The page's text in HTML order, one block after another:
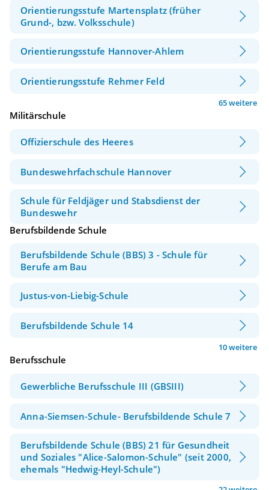
Orientierungsstufe Martensplatz (früher
Grund-, bzw. Volksschule)
Orientierungsstufe Hannover-Ahlem
Orientierungsstufe Rehmer Feld
65 weitere
Militärschule
Offizierschule des Heeres
Bundeswehrfachschule Hannover
Schule für Feldjäger und Stabsdienst der
Bundeswehr
Berufsbildende Schule
Berufsbildende Schule (BBS) 3 - Schule für
Berufe am Bau
Justus-von-Liebig-Schule
Berufsbildende Schule 14
10 weitere
Berufsschule
Gewerbliche Berufsschule III (GBSIII)
Anna-Siemsen-Schule- Berufsbildende Schule 7
Berufsbildende Schule (BBS) 21 für Gesundheit
und Soziales "Alice-Salomon-Schule" (seit 2000,
ehemals "Hedwig-Heyl-Schule")